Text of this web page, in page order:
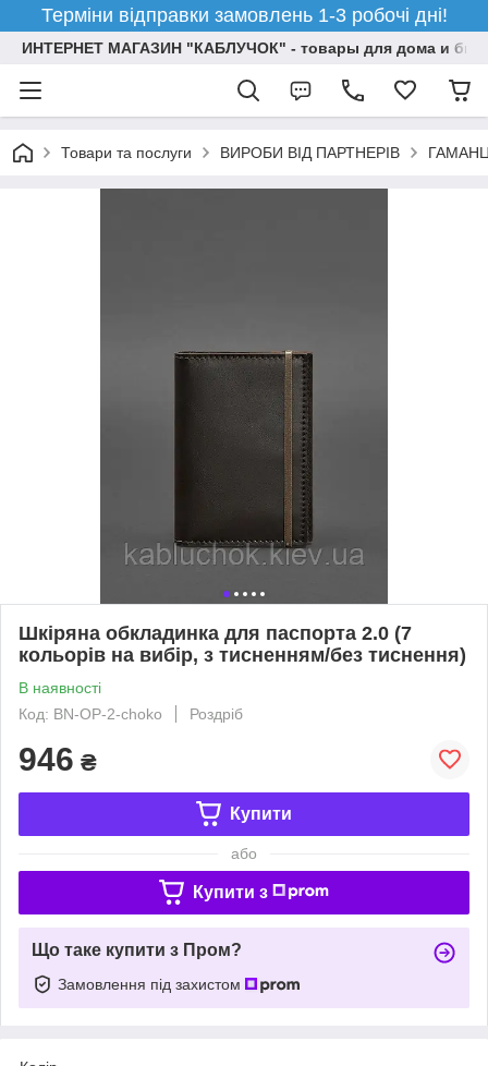
Терміни відправки замовлень 1-3 робочі дні!
ИНТЕРНЕТ МАГАЗИН "КАБЛУЧОК" - товары для дома и
Товари та послуги ВИРОБИ ВІД ПАРТНЕРІВ
Шкіряна обкладинка для паспорта 2.0 (7
кольорів на вибір, з тисненням/без тиснення)
В наявності
Код: BN-OP-2-choko
Роздріб
946 ₴
Купити
або
Купити з
Що таке купити з Пром?
Замовлення під захистом